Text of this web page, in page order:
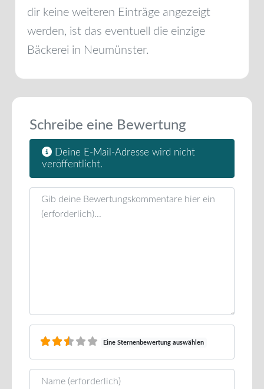
dir keine weiteren Einträge angezeigt
werden, ist das eventuell die einzige
Bäckerei in Neumünster.
Schreibe eine Bewertung
Deine E-Mail-Adresse wird nicht
veröffentlicht.
Rezensionstext
Eine Sternenbewertung auswählen
Name